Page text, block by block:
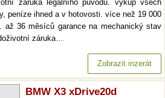
záruka legálního původu. výkup všech
peníze ihned a v hotovosti. více než 19 000
až 36 měsíců garance na mechanický stav
záruka…
Zobrazit inzerát
BMW X3 xDrive20d